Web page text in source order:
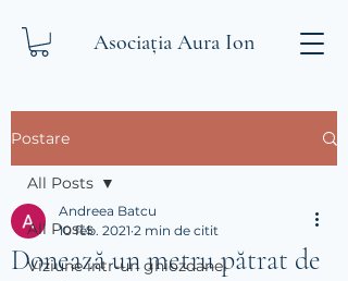
Asociația Aura Ion
Postare
All Posts
Viziune intr-un ghiozdanel
All Posts
Donează un metru pătrat de
Andreea Batcu
10 feb. 2021 2 min de citit